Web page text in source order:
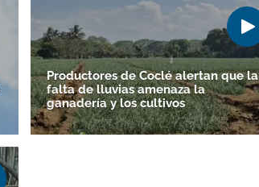
Productores de Coclé alertan que la
falta de lluvias amenaza la
ganadería y los cultivos